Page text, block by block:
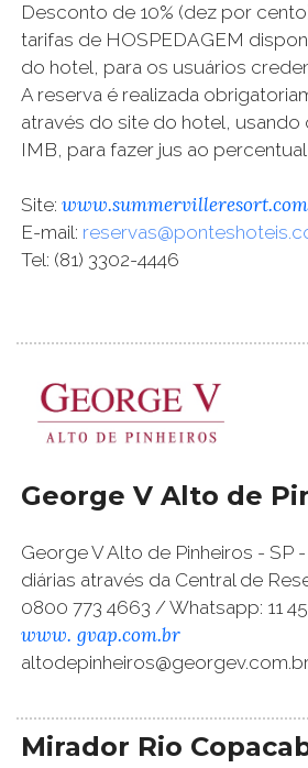
Desconto de 10% (dez por
tarifas de HOSPEDAGEM
do hotel, para os usuários
A reserva é realizada
através do site do hotel, usando
IMB, para fazer jus ao
Site:
E-mail:
Tel: (81) 3302-4446
George V Alto de
George V Alto de Pinheiros - SP
diárias através da Central de
0800 773 4663 / Whatsapp: 11
www. gvap.com.br
Mirador Rio